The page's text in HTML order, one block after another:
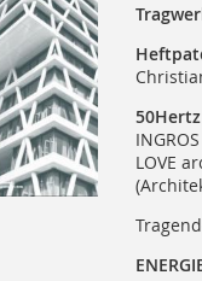
50Hertz
LOVE